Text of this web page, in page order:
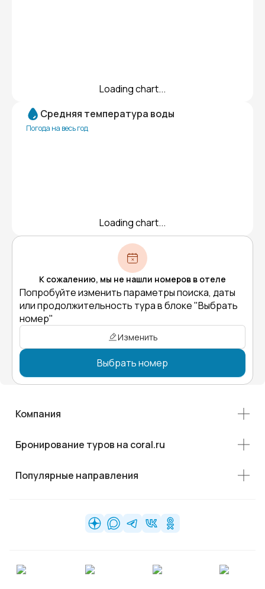
Loading chart...
Средняя температура воды
Погода на весь год
Loading chart...
К сожалению, мы не нашли номеров в отеле
Попробуйте изменить параметры поиска, даты
или продолжительность тура в блоке "Выбрать
номер"
Изменить
Выбрать номер
Компания
Бронирование туров на coral.ru
Популярные направления